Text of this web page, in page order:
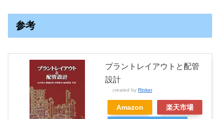
参考
プラントレイアウトと配管
設計
created by Rinker
Amazon 楽天市場